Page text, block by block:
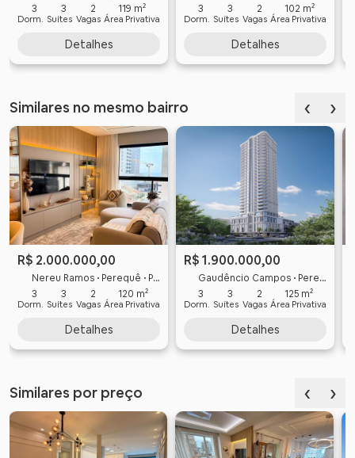
3
Dorm.
3
Suítes
2
Vagas
119 m²
Área Privativa
Detalhes
3
Dorm.
3
Suítes
2
Vagas
102 m²
Área Privativa
Detalhes
Similares no mesmo bairro ‹ ›
R$ 2.000.000,00
Nereu Ramos • Perequê • Porto Belo
3
Dorm.
3
Suítes
2
Vagas
120 m²
Área Privativa
Detalhes
R$ 1.900.000,00
Gaudêncio Campos • Perequê • Porto Belo
3
Dorm.
3
Suítes
2
Vagas
125 m²
Área Privativa
Detalhes
Similares por preço ‹ ›